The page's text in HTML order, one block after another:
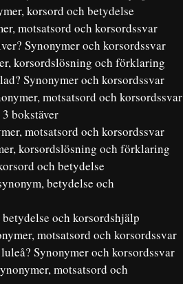
korsord och betydelse
motsatsord och korsordssvar
Synonymer och korsordssvar
korsordslösning och förklaring
Synonymer och korsordssvar
motsatsord och korsordssvar
bokstäver
motsatsord och korsordssvar
korsordslösning och förklaring
och betydelse
betydelse och
och korsordshjälp
motsatsord och korsordssvar
Synonymer och korsordssvar
motsatsord och